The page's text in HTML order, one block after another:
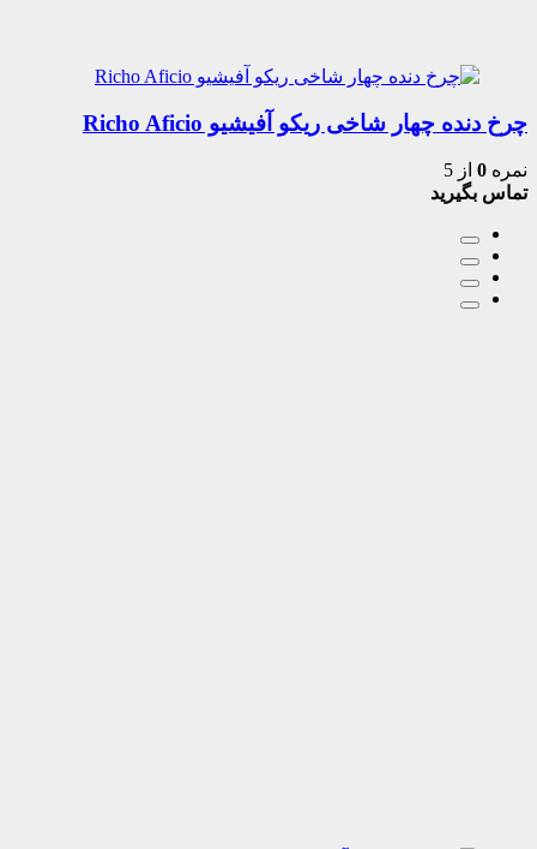
چرخ دنده چهار شاخی ریکو آفیشیو Richo Aficio
نمره 0 از 5
تماس بگیرید